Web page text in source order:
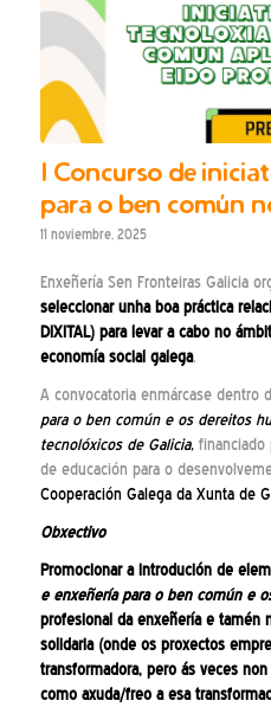
I Concurso de
para o ben común
11 noviembre, 2025
Enxeñería Sen Fronteiras Galicia
seleccionar unha boa práctica
DIXITAL) para levar a cabo no
economía social galega.
A convocatoria enmárcase dentro
para o ben común e os dereitos
tecnolóxicos de Galicia,financiado
de educación para o
Cooperación Galega da Xunta de
Obxectivo
Promocionar a introdución de
e enxeñería para o ben común e
profesional da enxeñería e tamén
solidaria (onde os proxectos
transformadora, pero ás veces
como axuda/freo a esa